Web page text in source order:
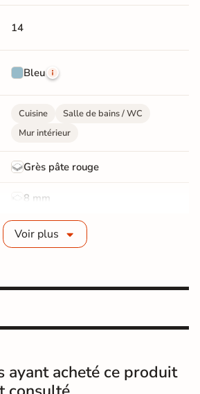
14
Bleu
Cuisine
Salle de bains / WC
Mur intérieur
Grès pâte rouge
8 mm
Non-rectifié
Structurée
Voir plus
ayant acheté ce produit